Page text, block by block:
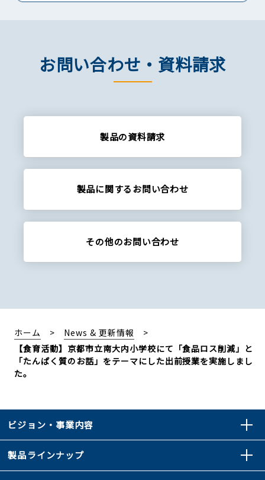
お問い合わせ・資料請求
製品の資料請求
製品に関するお問い合わせ
その他のお問い合わせ
ホーム
News & 更新情報
【食育活動】京都市立南大内小学校にて「食品ロス削減」と
「たんぱく質のお話」をテーマにした出前授業を実施しまし
た。
ビジョン・事業内容
製品ラインナップ